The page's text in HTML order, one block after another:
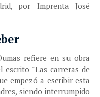
por Imprenta José
refiere en su obra
escrito "Las carreras de
empezó a escribir esta
siendo interrumpido